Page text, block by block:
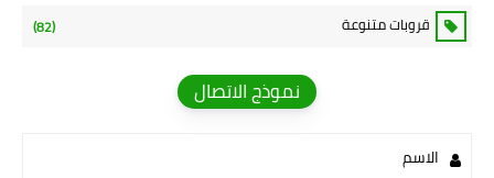
قروبات متنوعة (82)
نموذج الاتصال
الاسم